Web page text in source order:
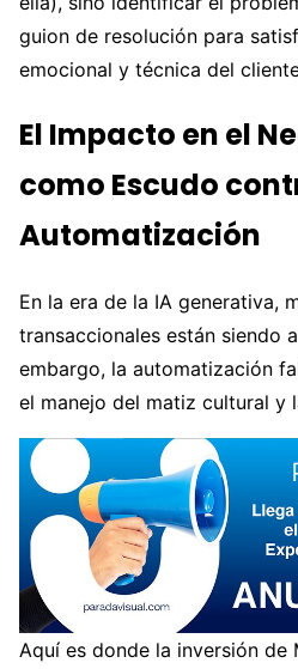
guion de resolución para
emocional y técnica del
El Impacto en el
como Escudo
Automatización
En la era de la IA generativa,
transaccionales están siendo
embargo, la automatización
el manejo del matiz cultural y
Aquí es donde la inversión de